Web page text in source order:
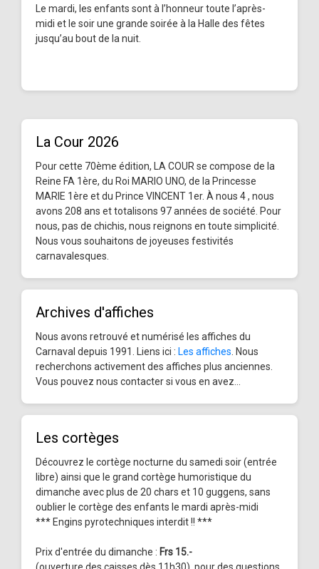
Le mardi, les enfants sont à l’honneur toute l’après-
midi et le soir une grande soirée à la Halle des fêtes
jusqu’au bout de la nuit.
La Cour 2026
Pour cette 70ème édition, LA COUR se compose de la
Reine FA 1ère, du Roi MARIO UNO, de la Princesse
MARIE 1ère et du Prince VINCENT 1er. À nous 4 , nous
avons 208 ans et totalisons 97 années de société. Pour
nous, pas de chichis, nous reignons en toute simplicité.
Nous vous souhaitons de joyeuses festivités
carnavalesques.
Archives d'affiches
Nous avons retrouvé et numérisé les affiches du
Carnaval depuis 1991. Liens ici : Les affiches . Nous
recherchons activement des affiches plus anciennes.
Vous pouvez nous contacter si vous en avez...
Les cortèges
Découvrez le cortège nocturne du samedi soir (entrée
libre) ainsi que le grand cortège humoristique du
dimanche avec plus de 20 chars et 10 guggens, sans
oublier le cortège des enfants le mardi après-midi
*** Engins pyrotechniques interdit !! ***
Prix d'entrée du dimanche : Frs 15.-